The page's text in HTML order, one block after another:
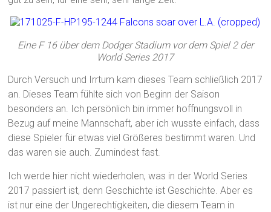
Eine F 16 über dem Dodger Stadium vor dem Spiel 2 der
World Series 2017
Durch Versuch und Irrtum kam dieses Team schließlich 2017
an. Dieses Team fühlte sich von Beginn der Saison
besonders an. Ich persönlich bin immer hoffnungsvoll in
Bezug auf meine Mannschaft, aber ich wusste einfach, dass
diese Spieler für etwas viel Größeres bestimmt waren. Und
das waren sie auch. Zumindest fast.
Ich werde hier nicht wiederholen, was in der World Series
2017 passiert ist, denn Geschichte ist Geschichte. Aber es
ist nur eine der Ungerechtigkeiten, die diesem Team in